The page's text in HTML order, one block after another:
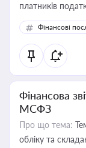
платників
Фінансові
Фінансова
МСФЗ
Про що тема:
обліку та